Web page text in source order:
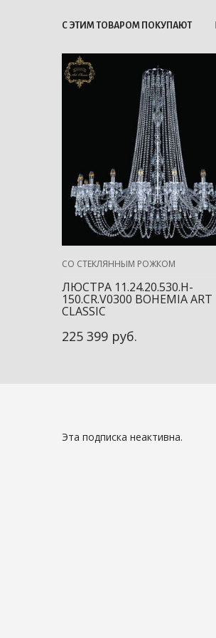
С ЭТИМ ТОВАРОМ ПОКУПАЮТ
СО СТЕКЛЯННЫМ РОЖКОМ
ЛЮСТРА 11.24.20.530.H-
150.CR.V0300 BOHEMIA ART
CLASSIC
225 399 руб.
Эта подписка неактивна.